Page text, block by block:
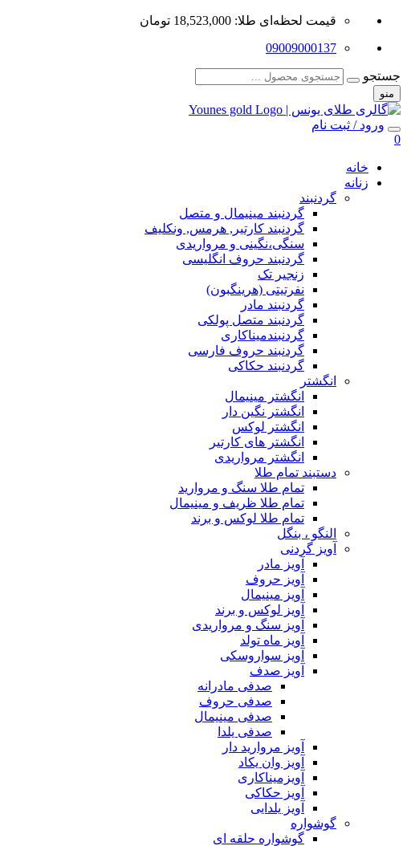
قیمت لحظه‌ای طلا: 18,523,000 تومان
09009000137
جستجو
منو
ورود / ثبت نام
0
خانه
زنانه
گردنبند
گردنبند مینیمال و متصل
گردنبند کارتیر, هرمس, ونکلیف
سنگی،نگینی و مرواریدی
گردنبند حروف انگلیسی
زنجیر تک
نفرتیتی (هرینگبون)
گردنبند مادر
گردنبند متصل پولکی
گردنبندمیناکاری
گردنبند حروف فارسی
گردنبند حکاکی
انگشتر
انگشتر مینیمال
انگشتر نگین دار
انگشتر لوکس
انگشتر های کارتیر
انگشتر مرواریدی
دستبند تمام طلا
تمام طلا سنگ و مروارید
تمام طلا ظریف و مینیمال
تمام طلا لوکس و برند
النگو ، بنگل
آویز گردنی
آویز مادر
آویز حروف
آویز مینیمال
آویز لوکس و برند
آویز سنگ و مرواریدی
آویز ماه تولد
آویز سواروسکی
آویز صدف
صدفی مادرانه
صدفی حروف
صدفی مینیمال
صدفی یلدا
آویز مروارید دار
آویز وان یکاد
آویزمیناکاری
آویز حکاکی
آویز یلدایی
گوشواره
گوشواره حلقه ای